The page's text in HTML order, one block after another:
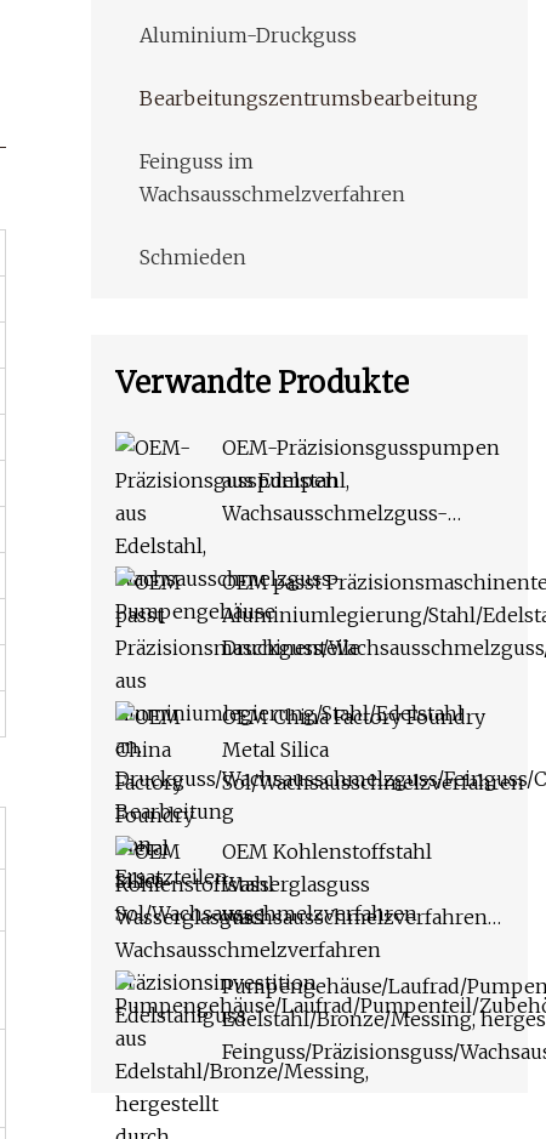
Aluminium-Druckguss
Bearbeitungszentrumsbearbeitung
Feinguss im
Wachsausschmelzverfahren
Schmieden
Verwandte Produkte
OEM-Präzisionsgusspumpen
aus Edelstahl,
Wachsausschmelzguss-
OEM passt
Aluminiumlegierung/Stahl/
Druckguss/
OEM China Factory Foundry
Metal Silica
Sol/Wachsausschmelzverfahren
OEM Kohlenstoffstahl
Wasserglasguss
Wachsausschmelzverfahren
Präzisionsinvestition
Edelstahlguss
Pumpengehäuse/Laufrad/
Edelstahl/Bronze/Messing,
Feinguss/Präzisionsguss/